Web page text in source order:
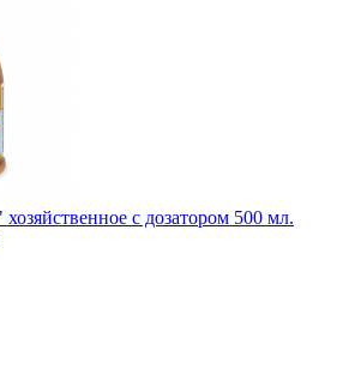
с дозатором 500 мл.